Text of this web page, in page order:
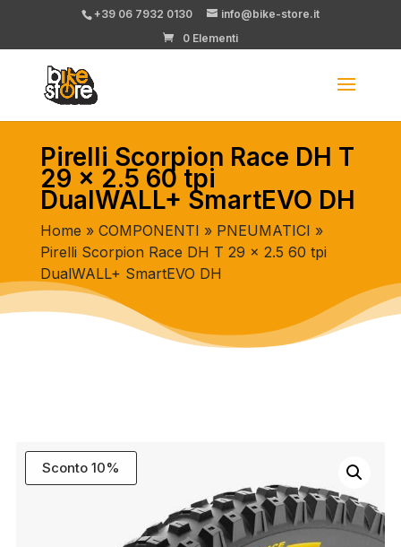
+39 06 7932 0130
info@bike-store.it
0 Elementi
Pirelli Scorpion Race DH T
29 x 2.5 60 tpi
DualWALL+ SmartEVO DH
Home » COMPONENTI » PNEUMATICI »
Pirelli Scorpion Race DH T 29 x 2.5 60 tpi
DualWALL+ SmartEVO DH
Sconto 10%